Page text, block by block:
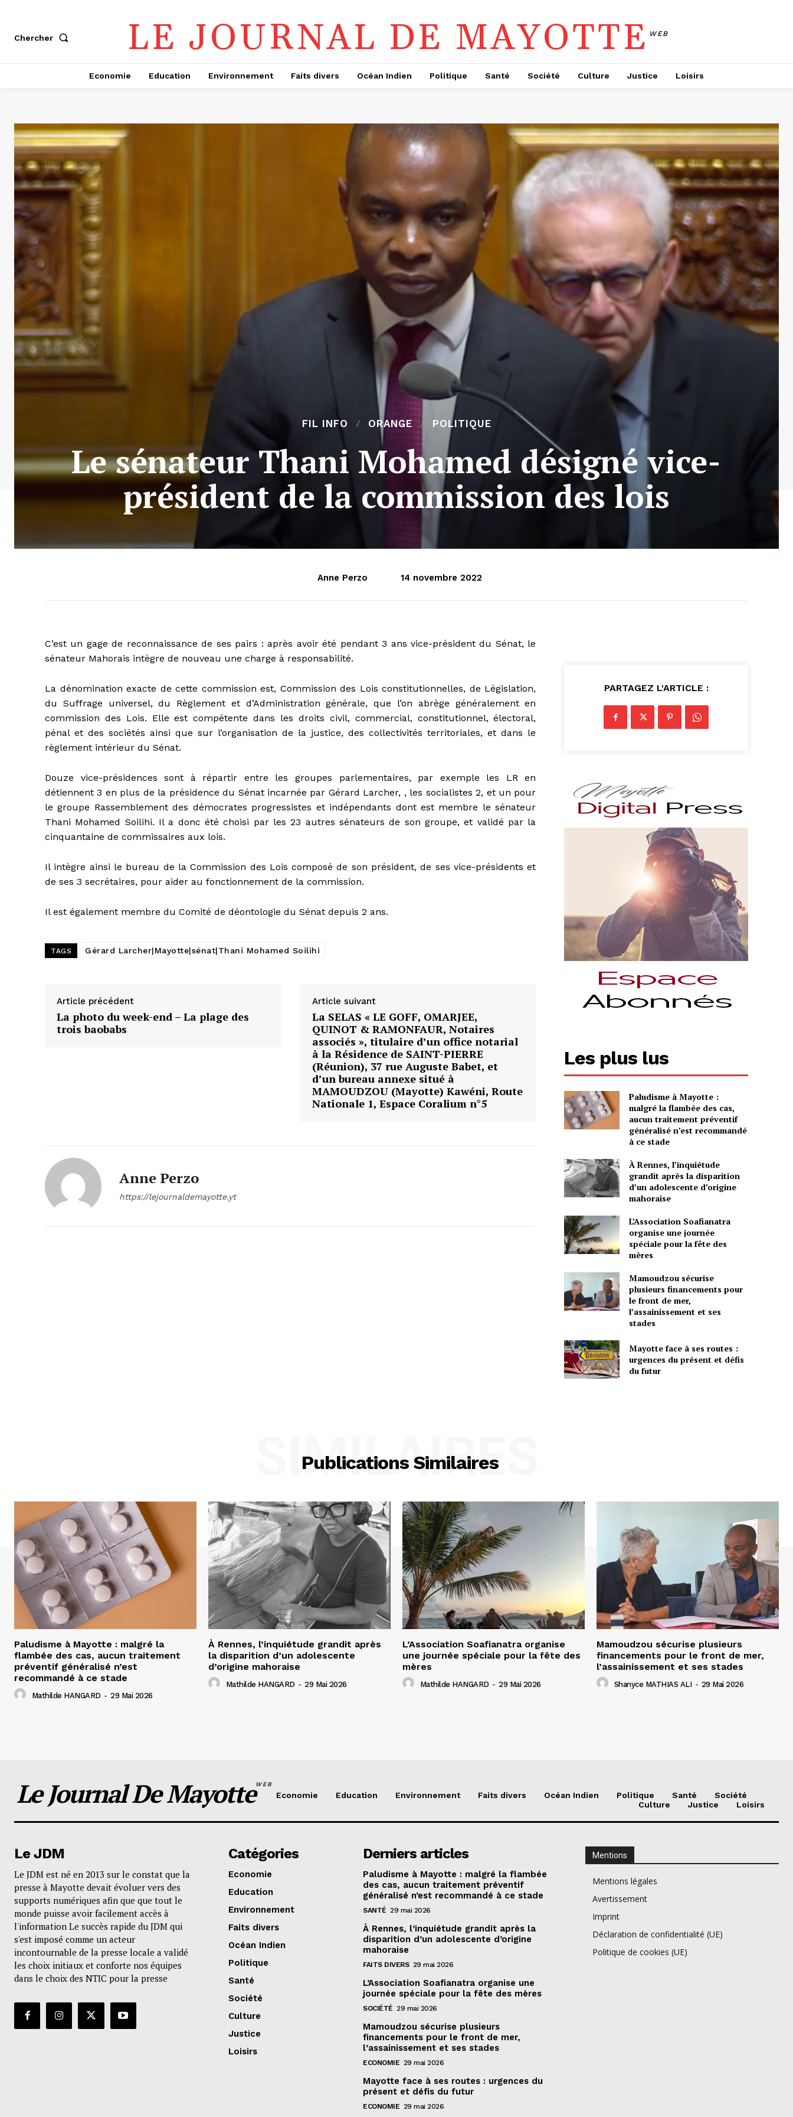
Chercher LE JOURNAL DE MAYOTTE WEB
Economie Education Environnement Faits divers Océan Indien Politique Santé Société Culture Justice Loisirs
FIL INFO ORANGE POLITIQUE
Le sénateur Thani Mohamed désigné vice-
président de la commission des lois
Anne Perzo 14 novembre 2022
C’est un gage de reconnaissance de ses pairs : après avoir été pendant 3 ans vice-président du Sénat, le
sénateur Mahorais intègre de nouveau une charge à responsabilité.
La dénomination exacte de cette commission est, Commission des Lois constitutionnelles, de Législation,
du Suffrage universel, du Règlement et d’Administration générale, que l’on abrège généralement en
commission des Lois. Elle est compétente dans les droits civil, commercial, constitutionnel, électoral,
pénal et des sociétés ainsi que sur l’organisation de la justice, des collectivités territoriales, et dans le
règlement intérieur du Sénat.
Douze vice-présidences sont à répartir entre les groupes parlementaires, par exemple les LR en
détiennent 3 en plus de la présidence du Sénat incarnée par Gérard Larcher, , les socialistes 2, et un pour
le groupe Rassemblement des démocrates progressistes et indépendants dont est membre le sénateur
Thani Mohamed Soilihi. Il a donc été choisi par les 23 autres sénateurs de son groupe, et validé par la
cinquantaine de commissaires aux lois.
Il intègre ainsi le bureau de la Commission des Lois composé de son président, de ses vice-présidents et
de ses 3 secrétaires, pour aider au fonctionnement de la commission.
Il est également membre du Comité de déontologie du Sénat depuis 2 ans.
TAGS Gérard Larcher|Mayotte|sénat|Thani Mohamed Soilihi
Article précédent
La photo du week-end – La plage des
trois baobabs
Article suivant
La SELAS « LE GOFF, OMARJEE,
QUINOT & RAMONFAUR, Notaires
associés », titulaire d’un office notarial
à la Résidence de SAINT-PIERRE
(Réunion), 37 rue Auguste Babet, et
d’un bureau annexe situé à
MAMOUDZOU (Mayotte) Kawéni, Route
Nationale 1, Espace Coralium n°5
Anne Perzo
https://lejournaldemayotte.yt
PARTAGEZ L'ARTICLE :
Les plus lus
Paludisme à Mayotte :
malgré la flambée des cas,
aucun traitement préventif
généralisé n’est recommandé
à ce stade
À Rennes, l’inquiétude
grandit après la disparition
d’un adolescente d’origine
mahoraise
L’Association Soafianatra
organise une journée
spéciale pour la fête des
mères
Mamoudzou sécurise
plusieurs financements pour
le front de mer,
l’assainissement et ses
stades
Mayotte face à ses routes :
urgences du présent et défis
du futur
Publications Similaires
SIMILAIRES
Paludisme à Mayotte : malgré la
flambée des cas, aucun traitement
préventif généralisé n’est
recommandé à ce stade
Mathilde HANGARD - 29 Mai 2026
À Rennes, l’inquiétude grandit après
la disparition d’un adolescente
d’origine mahoraise
Mathilde HANGARD - 29 Mai 2026
L’Association Soafianatra organise
une journée spéciale pour la fête des
mères
Mathilde HANGARD - 29 Mai 2026
Mamoudzou sécurise plusieurs
financements pour le front de mer,
l’assainissement et ses stades
Shanyce MATHIAS ALI - 29 Mai 2026
Le Journal De MayotteWEB
Economie Education Environnement Faits divers Océan Indien Politique Santé
Société
Culture
Justice Loisirs
Le JDM
Le JDM est né en 2013 sur le constat que la
presse à Mayotte devait évoluer vers des
supports numériques afin que que tout le
monde puisse avoir facilement accès à
l'information Le succès rapide du JDM qui
s'est imposé comme un acteur
incontournable de la presse locale a validé
les choix initiaux et conforte nos équipes
dans le choix des NTIC pour la presse
Catégories
Economie
Education
Environnement
Faits divers
Océan Indien
Politique
Santé
Société
Culture
Justice
Loisirs
Derniers articles
Paludisme à Mayotte : malgré la flambée
des cas, aucun traitement préventif
généralisé n’est recommandé à ce stade
SANTÉ 29 mai 2026
À Rennes, l’inquiétude grandit après la
disparition d’un adolescente d’origine
mahoraise
FAITS DIVERS 29 mai 2026
L’Association Soafianatra organise une
journée spéciale pour la fête des mères
SOCIÉTÉ 29 mai 2026
Mamoudzou sécurise plusieurs
financements pour le front de mer,
l’assainissement et ses stades
ECONOMIE 29 mai 2026
Mayotte face à ses routes : urgences du
présent et défis du futur
ECONOMIE 29 mai 2026
Mentions
Mentions légales
Avertissement
Imprint
Déclaration de confidentialité (UE)
Politique de cookies (UE)